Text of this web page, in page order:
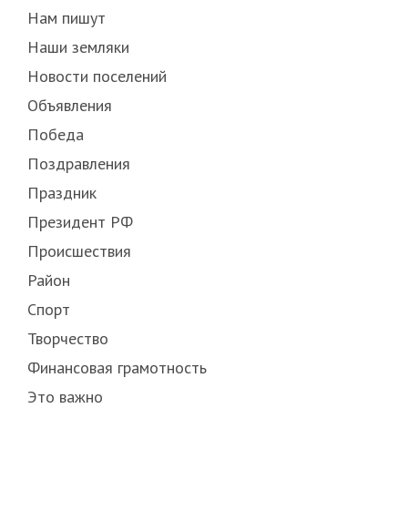
Нам пишут
Наши земляки
Новости поселений
Объявления
Победа
Поздравления
Праздник
Президент РФ
Происшествия
Район
Спорт
Творчество
Финансовая грамотность
Это важно